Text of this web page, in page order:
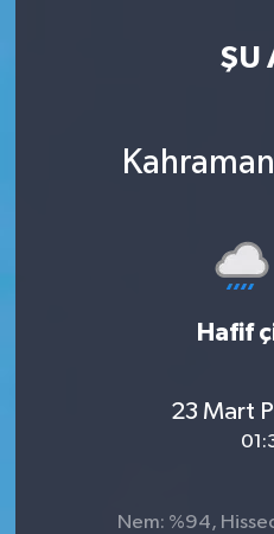
ŞU
Hafif
23 Mart
Nem: %94,